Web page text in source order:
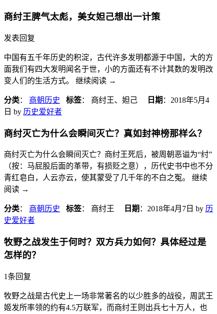
商纣王脾气太彪，美女​妲己想出一计策
发表回复
中国有五千年历史的积淀，古代许多发明都源于中国，大的方
面我们有四大发明闻名于世，小的方面还有不计其数的发明改
变人们的生活方式。 继续阅读 →
分类： 商朝历史 标签： 商纣王、妲己 日期 ： 2018年5月4
日 by 历史爱好者
商纣灭亡为什么会瞬间灭亡？真如封神榜那样么？
商纣灭亡为什么会瞬间灭亡？商纣王死后，被周朝恶谥为“纣”
（按：马屁股后面的革带，有损贬之意），历代史书中也不分
青红皂白，人云亦云，使其蒙受了几千年的不白之冤。 继续
阅读 →
分类： 商朝历史 标签： 商纣王 日期 ： 2018年4月7日 by 历
史爱好者
牧野之战发生于何时？双方兵力如何？具体经过是
怎样的？
1条回复
牧野之战是古代史上一场非常著名的以少胜多的战役，周武王
姬发所率领的约有4.5万联军，而商纣王则出兵七十万人，也